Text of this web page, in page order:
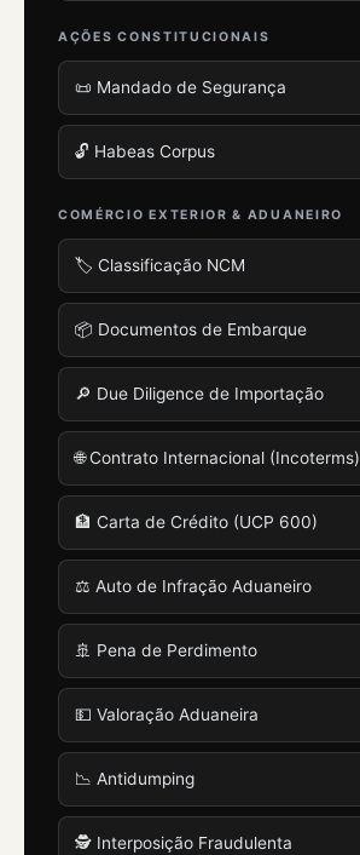
AÇÕES CONSTITUCIONAIS
📜 Mandado de Segurança
🔓 Habeas Corpus
COMÉRCIO EXTERIOR & ADUANEIRO
🏷️ Classificação NCM
📦 Documentos de Embarque
🔎 Due Diligence de Importação
🌐 Contrato Internacional (Incoterms)
🏦 Carta de Crédito (UCP 600)
⚖️ Auto de Infração Aduaneiro
🚢 Pena de Perdimento
💵 Valoração Aduaneira
📉 Antidumping
🕵️ Interposição Fraudulenta